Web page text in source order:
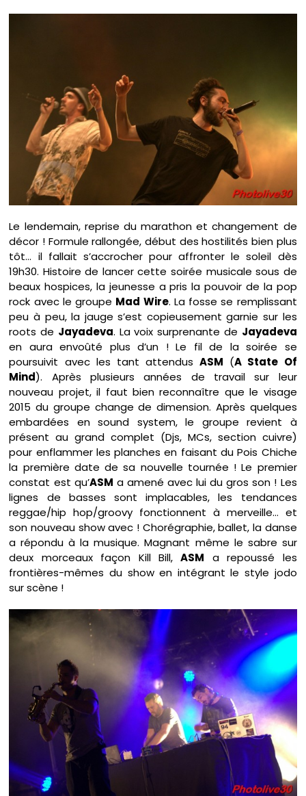
Le lendemain, reprise du marathon et changement de
décor ! Formule rallongée, début des hostilités bien plus
tôt… il fallait s’accrocher pour affronter le soleil dès
19h30. Histoire de lancer cette soirée musicale sous de
beaux hospices, la jeunesse a pris la pouvoir de la pop
rock avec le groupe Mad Wire. La fosse se remplissant
peu à peu, la jauge s’est copieusement garnie sur les
roots de Jayadeva. La voix surprenante de Jayadeva
en aura envoûté plus d’un ! Le fil de la soirée se
poursuivit avec les tant attendusASM (A State Of
Mind). Après plusieurs années de travail sur leur
nouveau projet, il faut bien reconnaître que le visage
2015 du groupe change de dimension. Après quelques
embardées en sound system, le groupe revient à
présent au grand complet (Djs, MCs, section cuivre)
pour enflammer les planches en faisant du Pois Chiche
la première date de sa nouvelle tournée ! Le premier
constat est qu’ASM a amené avec lui du gros son ! Les
lignes de basses sont implacables, les tendances
reggae/hip hop/groovy fonctionnent à merveille… et
son nouveau show avec ! Chorégraphie, ballet, la danse
a répondu à la musique. Magnant même le sabre sur
deux morceaux façon Kill Bill,ASM a repoussé les
frontières-mêmes du show en intégrant le style jodo
sur scène !